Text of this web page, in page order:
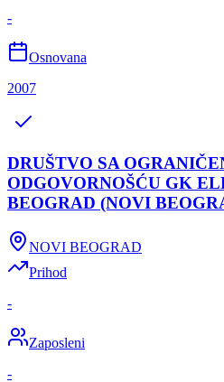
-
Osnovana
2007
DRUŠTVO SA
ODGOVORNOŠĆU GK
BEOGRAD (NOVI
NOVI BEOGRAD
Prihod
-
Zaposleni
-